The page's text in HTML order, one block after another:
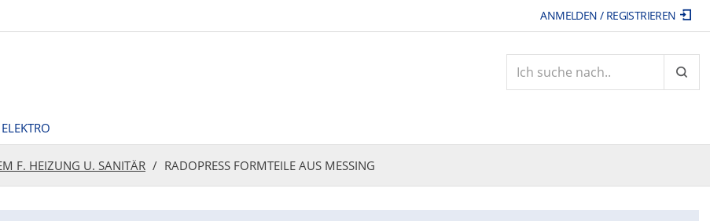
ANMELDEN / REGISTRIEREN
ELEKTRO
F. HEIZUNG U. SANITÄR RADOPRESS FORMTEILE AUS MESSING